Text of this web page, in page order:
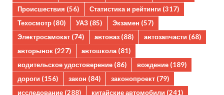
Происшествия (56) Статистика и рейтинги (317)
Техосмотр (80) УАЗ (85) Экзамен (57)
Электросамокат (74) автоваз (88) автозапчасти (68)
авторынок (227) автошкола(81)
водительское удостоверение (86) вождение (189)
дороги (156) закон (84) законопроект (79)
исследование (288) китайские автомобили (241)